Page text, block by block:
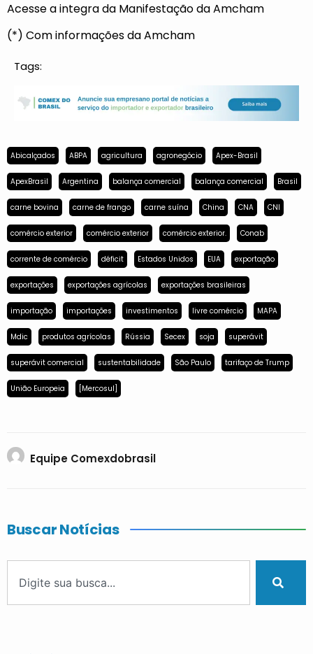
Acesse a integra da Manifestação da Amcham
(*) Com informações da Amcham
Tags:
Abicalçados ABPA agricultura agronegócio Apex-Brasil
ApexBrasil Argentina balança comercial balança comercial Brasil
carne bovina carne de frango carne suína China CNA CNI
comércio exterior comércio exterior comércio exterior. Conab
corrente de comércio déficit Estados Unidos EUA exportação
exportações exportações agrícolas exportações brasileiras
importação importações investimentos livre comércio MAPA
Mdic produtos agrícolas Rússia Secex soja superávit
superávit comercial sustentabilidade São Paulo tarifaço de Trump
União Europeia [Mercosul]
Equipe Comexdobrasil
Buscar Notícias